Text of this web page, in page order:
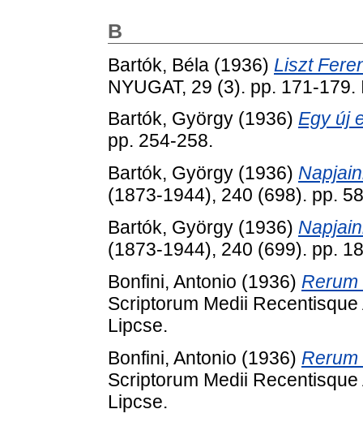
B
Bartók, Béla (1936) Liszt
NYUGAT, 29 (3). pp. 171-
Bartók, György (1936) Egy új
pp. 254-258.
Bartók, György (1936)
(1873-1944), 240 (698). pp.
Bartók, György (1936)
(1873-1944), 240 (699). pp.
Bonfini, Antonio (1936)
Scriptorum Medii
Lipcse.
Bonfini, Antonio (1936)
Scriptorum Medii
Lipcse.